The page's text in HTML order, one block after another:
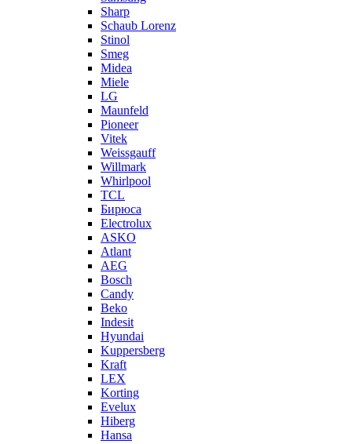
Sharp
Schaub Lorenz
Stinol
Smeg
Midea
Miele
LG
Maunfeld
Pioneer
Vitek
Weissgauff
Willmark
Whirlpool
TCL
Бирюса
Electrolux
ASKO
Atlant
AEG
Bosch
Candy
Beko
Indesit
Hyundai
Kuppersberg
Kraft
LEX
Korting
Evelux
Hiberg
Hansa